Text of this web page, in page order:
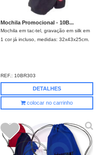
Mochila Promocional - 10B...
Mochila em tac-tel, gravação em silk em
1 cor já incluso, medidas: 32x43x25cm.
REF.: 10BR303
DETALHES
colocar no carrinho